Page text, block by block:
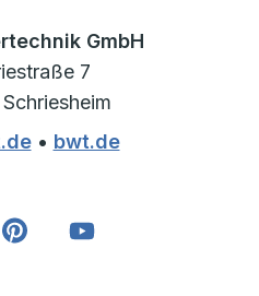
GmbH
7
• bwt.de